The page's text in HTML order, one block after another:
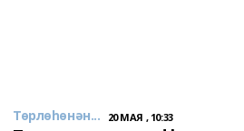
Төрлөһөнән... 20 МАЯ , 10:33